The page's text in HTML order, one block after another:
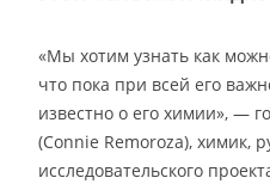
«Мы хотим узнать как
что пока при всей его
известно о его химии», —
(Connie Remoroza), химик,
исследовательского